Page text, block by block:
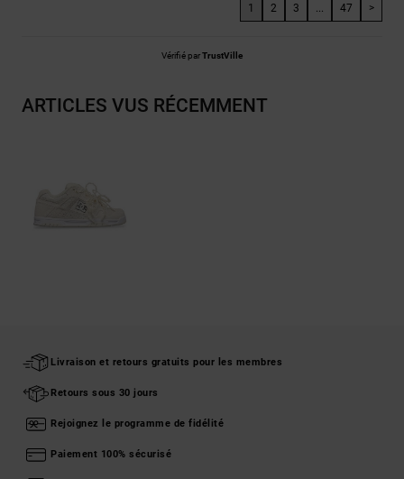
1 2 3 ... 47 >
Vérifié parTrustVille
ARTICLES VUS RÉCEMMENT
Livraison et retours gratuits pour les membres
Retours sous 30 jours
Rejoignez le programme de fidélité
Paiement 100% sécurisé